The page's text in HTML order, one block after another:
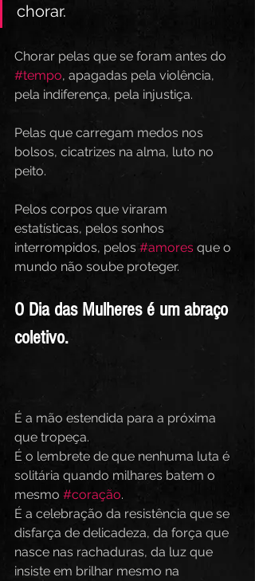
chorar.
Chorar pelas que se foram antes do
#tempo, apagadas pela violência,
pela indiferença, pela injustiça.
Pelas que carregam medos nos
bolsos, cicatrizes na alma, luto no
peito.
Pelos corpos que viraram
estatísticas, pelos sonhos
interrompidos, pelos #amores que o
mundo não soube proteger.
O Dia das Mulheres é um abraço
coletivo.
É a mão estendida para a próxima
que tropeça.
É o lembrete de que nenhuma luta é
solitária quando milhares batem o
mesmo #coração.
É a celebração da resistência que se
disfarça de delicadeza, da força que
nasce nas rachaduras, da luz que
insiste em brilhar mesmo na